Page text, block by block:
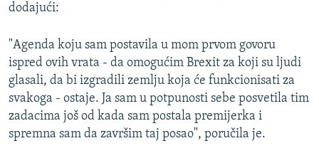
dodajući:
"Agenda koju sam postavila u mom prvom govoru
ispred ovih vrata - da omogućim Brexit za koji su ljudi
glasali, da bi izgradili zemlju koja će funkcionisati za
svakoga - ostaje. Ja sam u potpunosti sebe posvetila tim
zadacima još od kada sam postala premijerka i
spremna sam da završim taj posao", poručila je.